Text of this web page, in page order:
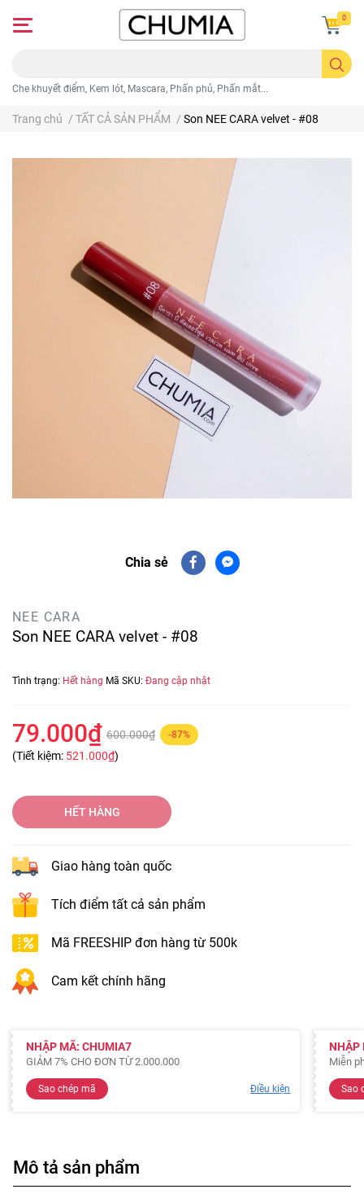
Che khuyết điểm, Kem lót, Mascara, Phấn phủ, Phấn mắt...
0
Trang chủ / TẤT CẢ SẢN PHẨM / Son NEE CARA velvet - #08
Chia sẻ
NEE CARA
Son NEE CARA velvet - #08
Tình trạng: Hết hàng Mã SKU: Đang cập nhật
79.000₫ 600.000₫ -87%
(Tiết kiệm: 521.000₫)
HẾT HÀNG
Giao hàng toàn quốc
Tích điểm tất cả sản phẩm
Mã FREESHIP đơn hàng từ 500k
Cam kết chính hãng
NHẬP MÃ: CHUMIA7
GIẢM 7% CHO ĐƠN TỪ 2.000.000
Sao chép mã Điều kiện
NHẬP
Miễn
Sao
Mô tả sản phẩm